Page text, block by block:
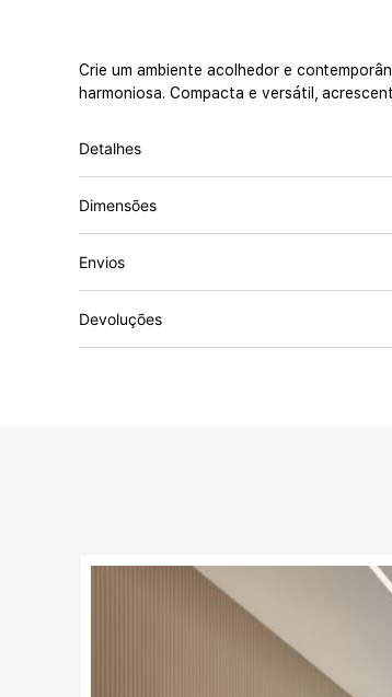
Crie um ambiente acolhedor e
harmoniosa. Compacta e versátil,
Detalhes
Dimensões
Envios
Devoluções